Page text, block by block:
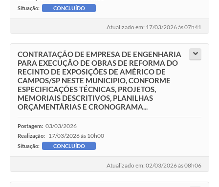
Situação: CONCLUÍDO
Atualizado em: 17/03/2026 às 07h41
CONTRATAÇÃO DE EMPRESA DE ENGENHARIA
PARA EXECUÇÃO DE OBRAS DE REFORMA DO
RECINTO DE EXPOSIÇÕES DE AMÉRICO DE
CAMPOS/SP NESTE MUNICIPIO, CONFORME
ESPECIFICAÇÕES TÉCNICAS, PROJETOS,
MEMORIAIS DESCRITIVOS, PLANILHAS
ORÇAMENTÁRIAS E CRONOGRAMA...
Postagem: 03/03/2026
Realização: 17/03/2026 às 10h00
Situação: CONCLUÍDO
Atualizado em: 02/03/2026 às 08h06